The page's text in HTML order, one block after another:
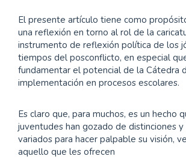
El presente artículo tiene como
una reflexión en torno al rol de la
instrumento de reflexión política de los
tiempos del posconflicto, en especial
fundamentar el potencial de la Cátedra
implementación en procesos escolares.
Es claro que, para muchos, es un hecho
juventudes han gozado de distinciones
variados para hacer palpable su visión,
aquello que les ofrecen